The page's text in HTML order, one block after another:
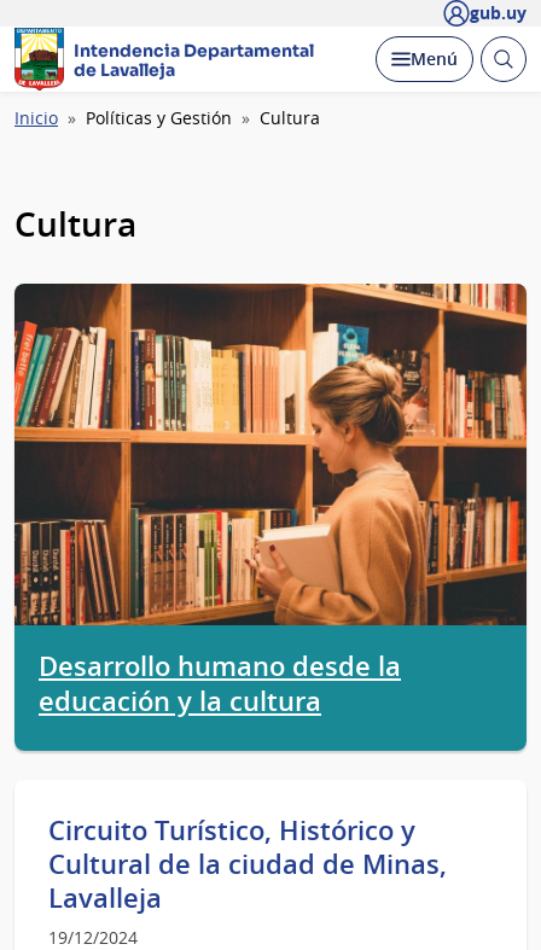
gub.uy
Intendencia Departamental
de Lavalleja
Desplegar
Menú Abrir
Ruta
Inicio Políticas y Gestión Cultura
Cultura
Desarrollo humano desde la
educación y la cultura
Circuito Turístico, Histórico y
Cultural de la ciudad de Minas,
Lavalleja
19/12/2024